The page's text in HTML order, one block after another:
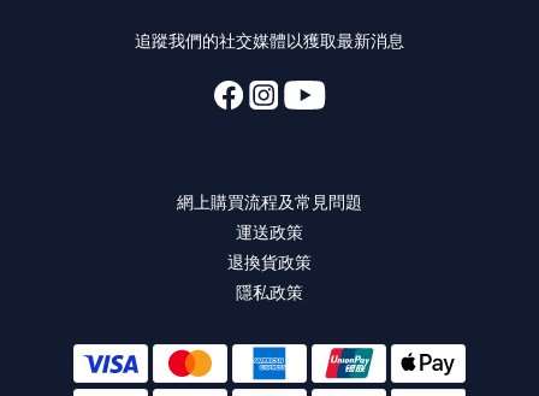
追蹤我們的社交媒體以獲取最新消息
網上購買流程及常見問題
運送政策
退換貨政策
隱私政策